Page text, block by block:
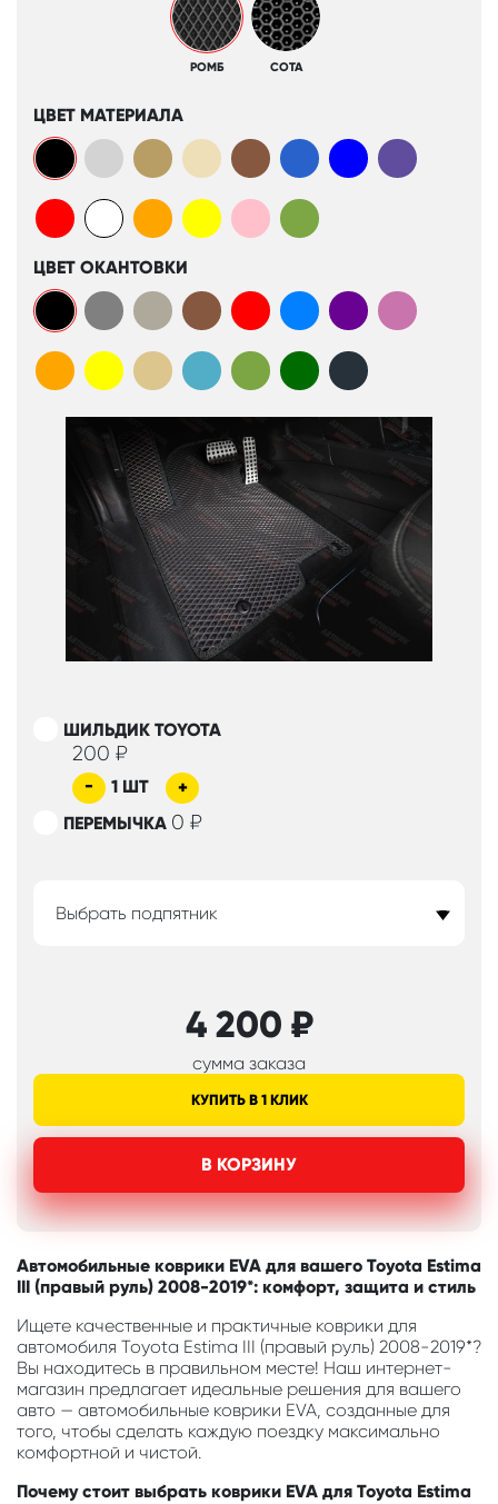
РОМБ СОТА
ЦВЕТ МАТЕРИАЛА
ЦВЕТ ОКАНТОВКИ
ШИЛЬДИК TOYOTA
200 ₽
- 1 ШТ
+
ПЕРЕМЫЧКА 0 ₽
Выбрать подпятник
4 200 ₽
сумма заказа
КУПИТЬ В 1 КЛИК
В КОРЗИНУ
Автомобильные коврики EVA для вашего Toyota Estima
III (правый руль) 2008-2019*: комфорт, защита и стиль
Ищете качественные и практичные коврики для
автомобиля Toyota Estima III (правый руль) 2008-2019*?
Вы находитесь в правильном месте! Наш интернет-
магазин предлагает идеальные решения для вашего
авто — автомобильные коврики EVA, созданные для
того, чтобы сделать каждую поездку максимально
комфортной и чистой.
Почему стоит выбрать коврики EVA для Toyota Estima